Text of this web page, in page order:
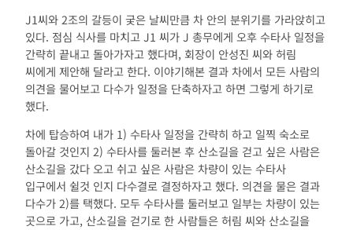
J1씨와 2조의 갈등이 궂은 날씨만큼 차 안의 분위기를 가라앉히고
있다. 점심 식사를 마치고 J1 씨가 J 총무에게 오후 수타사 일정을
간략히 끝내고 돌아가자고 했다며, 회장이 안성진 씨와 허림
씨에게 제안해 달라고 한다. 이야기해본 결과 차에서 모든 사람의
의견을 물어보고 다수가 일정을 단축하자고 하면 그렇게 하기로
했다.
차에 탑승하여 내가 1) 수타사 일정을 간략히 하고 일찍 숙소로
돌아갈 것인지 2) 수타사를 둘러본 후 산소길을 걷고 싶은 사람은
산소길을 갔다 오고 쉬고 싶은 사람은 차량이 있는 수타사
입구에서 쉴것 인지 다수결로 결정하자고 했다. 의견을 물은 결과
다수가 2)를 택했다. 모두 수타사를 둘러보고 일부는 차량이 있는
곳으로 가고, 산소길을 걷기로 한 사람들은 허림 씨와 산소길을